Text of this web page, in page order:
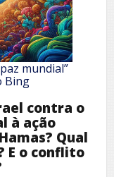
mundial”
Bing
contra o
à ação
Qual
E o conflito